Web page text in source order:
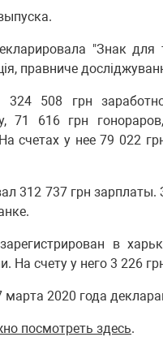
"Знак для
правниче
324 508 грн
71 616 грн
счетах у нее 79 022
312 737 грн
в
На счету у него 3 226
2020 года
посмотреть здесь.